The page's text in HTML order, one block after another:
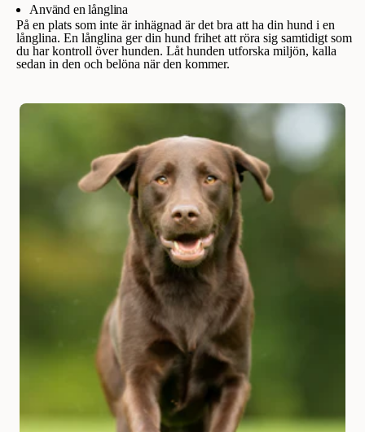
Använd en långlina
På en plats som inte är inhägnad är det bra att ha din hund i en
långlina. En långlina ger din hund frihet att röra sig samtidigt som
du har kontroll över hunden. Låt hunden utforska miljön, kalla
sedan in den och belöna när den kommer.